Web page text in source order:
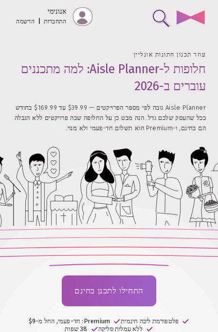
אנונימי
התחברות הרשמה
עוזר תכנון חתונות אונליין
חלופות ל-Aisle Planner: למה מתכננים
עוברים ב-2026
Aisle Planner גובה לפי מספר הפרויקטים — $39.99 עד $169.99 בחודש
ככל שהעסק שלכם גדל. הנה מבט כן על החלופה שבה פרויקטים ללא הגבלה
הם בחינם, ו-Premium הוא תשלום חד-פעמי ולא מנוי.
התחילו לתכנן בחינם
פלטפורמת ליבה חינמית
Premium: חד-פעמי, החל מ-$9
ללא עמלות סליקה
38 שפות